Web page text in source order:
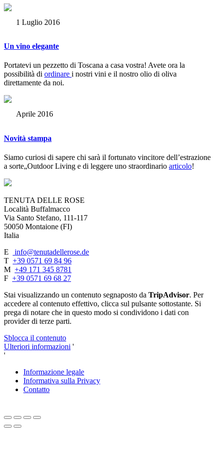
1 Luglio 2016
Un vino elegante
Portatevi un pezzetto di Toscana a casa vostra! Avete ora la
possibilità di ordinare i nostri vini e il nostro olio di oliva
direttamente da noi.
Aprile 2016
Novità stampa
Siamo curiosi di sapere chi sarà il fortunato vincitore dell’estrazione
a sorte„Outdoor Living e di leggere uno straordinario articolo!
TENUTA DELLE ROSE
Località Buffalmacco
Via Santo Stefano, 111-117
50050 Montaione (FI)
Italia
E
info@tenutadellerose.de
T +39 0571 69 84 96
M +49 171 345 8781
F +39 0571 69 68 27
Stai visualizzando un contenuto segnaposto da TripAdvisor. Per
accedere al contenuto effettivo, clicca sul pulsante sottostante. Si
prega di notare che in questo modo si condividono i dati con
provider di terze parti.
Sblocca il contenuto
Ulteriori informazioni '
'
Informazione legale
Informativa sulla Privacy
Contatto